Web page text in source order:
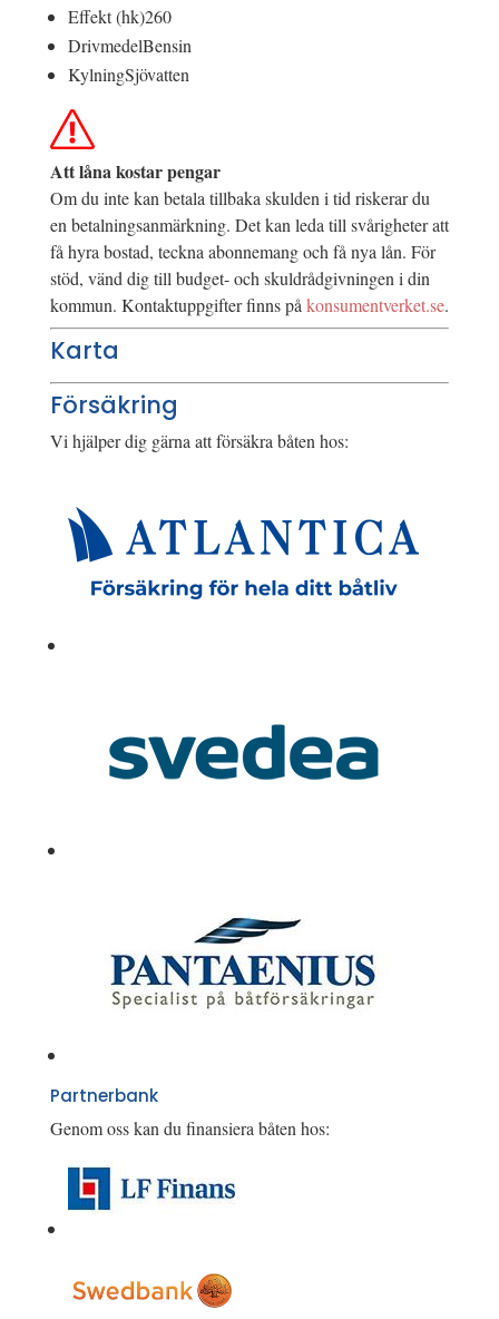
Effekt (hk)260
DrivmedelBensin
KylningSjövatten
Att låna kostar pengar
Om du inte kan betala tillbaka skulden i tid riskerar du
en betalningsanmärkning. Det kan leda till svårigheter att
få hyra bostad, teckna abonnemang och få nya lån. För
stöd, vänd dig till budget- och skuldrådgivningen i din
kommun. Kontaktuppgifter finns på konsumentverket.se.
Karta
Försäkring
Vi hjälper dig gärna att försäkra båten hos:
Partnerbank
Genom oss kan du finansiera båten hos: